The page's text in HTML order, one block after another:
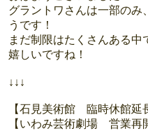
グラントワさんは一部のみ
うです！
まだ制限はたくさんある
嬉しいですね！
↓↓↓
【石見美術館 臨時休館延
【いわみ芸術劇場 営業再